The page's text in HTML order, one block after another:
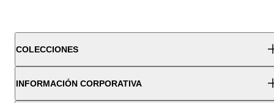
COLECCIONES
INFORMACIÓN CORPORATIVA